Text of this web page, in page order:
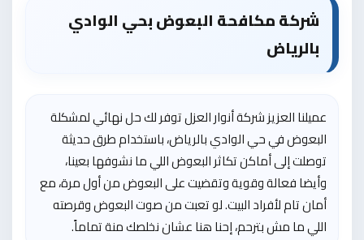
شركة مكافحة البعوض بحي الوادي
بالرياض
عميلنا العزيز شركة أنوار العزل توفر لك حل نهائي لمشكلة
البعوض في حي الوادي بالرياض، باستخدام طرق حديثة
توصلت إلى أماكن تكاثر البعوض اللي ما نشوفها بعينا،
وأيضا فعالة وقوية وتقضيت على البعوض من أول مرة، مع
أمان تام لأفراد البيت. لو تعبت من صوت البعوض وقرصته
اللي ما مش بترحم، إحنا هنا عشان نخلصك منة تماماً.